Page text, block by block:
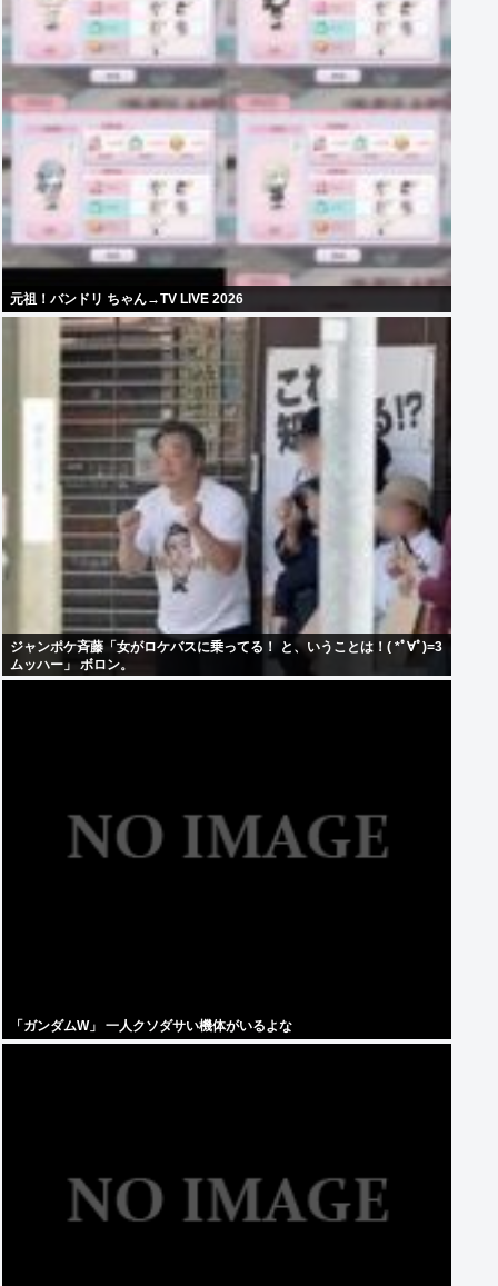
元祖！バンドリ ちゃん→TV LIVE 2026
ジャンポケ斉藤「女がロケバスに乗ってる！ と、いうことは！( *ﾟ∀ﾟ)=3
ムッハー」 ボロン。
「ガンダムW」 一人クソダサい機体がいるよな